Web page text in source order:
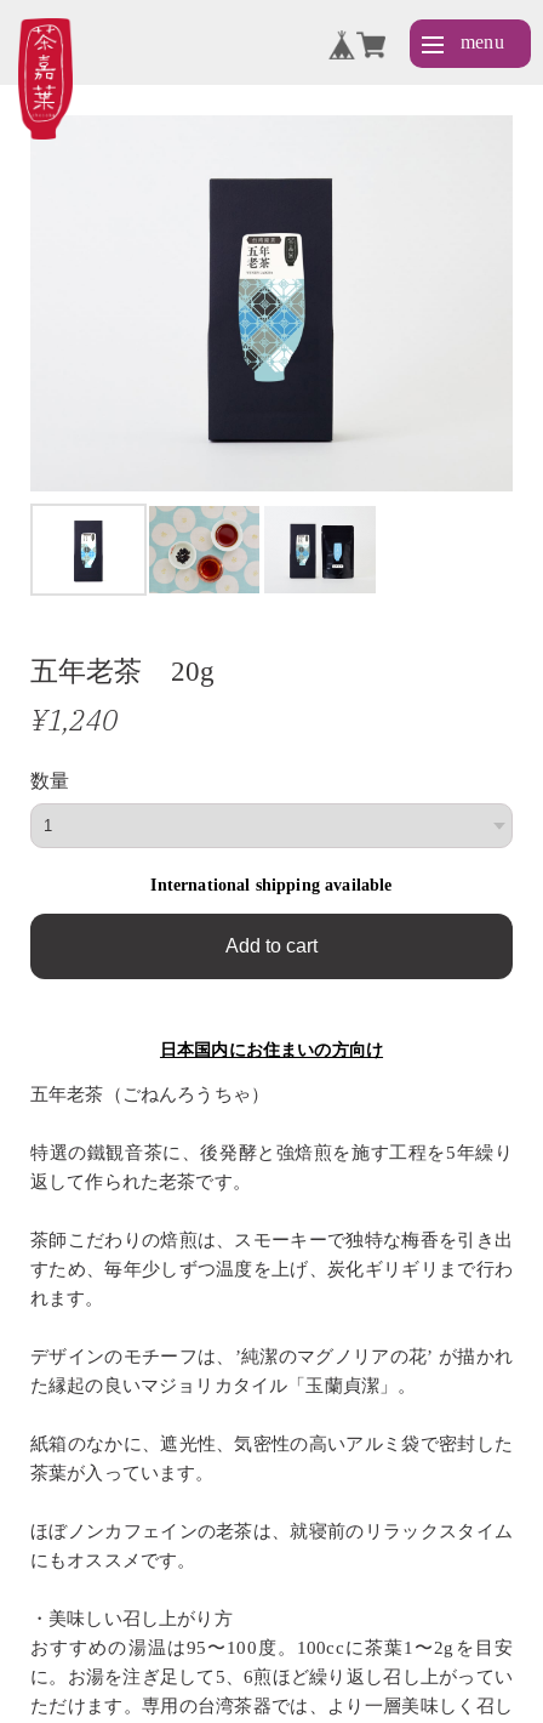
五年老茶 20g
¥1,240
数量
International shipping available
Add to cart
日本国内にお住まいの方向け
五年老茶（ごねんろうちゃ）
特選の鐵観音茶に、後発酵と強焙煎を施す工程を5年繰り
返して作られた老茶です。
茶師こだわりの焙煎は、スモーキーで独特な梅香を引き出
すため、毎年少しずつ温度を上げ、炭化ギリギリまで行わ
れます。
デザインのモチーフは、’純潔のマグノリアの花’ が描かれ
た縁起の良いマジョリカタイル「玉蘭貞潔」。
紙箱のなかに、遮光性、気密性の高いアルミ袋で密封した
茶葉が入っています。
ほぼノンカフェインの老茶は、就寝前のリラックスタイム
にもオススメです。
・美味しい召し上がり方
おすすめの湯温は95〜100度。100ccに茶葉1〜2gを目安
に。お湯を注ぎ足して5、6煎ほど繰り返し召し上がってい
ただけます。専用の台湾茶器では、より一層美味しく召し